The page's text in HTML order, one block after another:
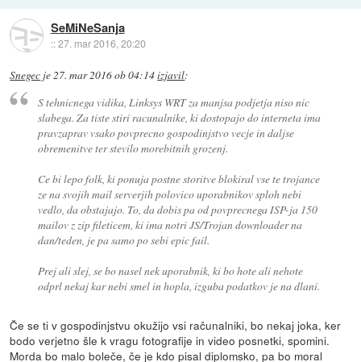
SeMiNeSanja
::27. mar 2016, 20:20
Snegec je27. mar 2016 ob 04:14izjavil:
S tehnicnega vidika, Linksys WRT za manjsa podjetja niso nic
slabega. Za tiste stiri racunalnike, ki dostopajo do interneta ima
pravzaprav vsako povprecno gospodinjstvo vecje in daljse
obremenitve ter stevilo morebitnih grozenj.
Ce bi lepo folk, ki ponuja postne storitve blokiral vse te trojance
ze na svojih mail serverjih polovico uporabnikov sploh nebi
vedlo, da obstajajo. To, da dobis pa od povprecnega ISP-ja 150
mailov z zip fileticem, ki ima notri JS/Trojan downloader na
dan/teden, je pa samo po sebi epic fail.
Prej ali slej, se bo nasel nek uporabnik, ki bo hote ali nehote
odprl nekaj kar nebi smel in hopla, izguba podatkov je na dlani.
Če se ti v gospodinjstvu okužijo vsi računalniki, bo nekaj joka, ker
bodo verjetno šle k vragu fotografije in video posnetki, spomini.
Morda bo malo boleče, če je kdo pisal diplomsko, pa bo moral